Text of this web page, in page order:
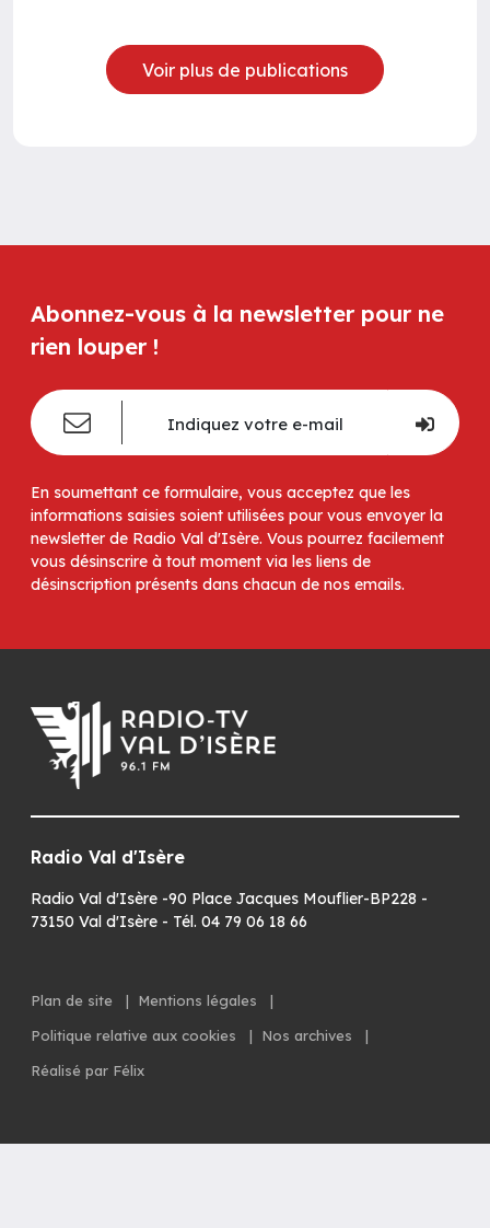
Voir plus de publications
Abonnez-vous à la newsletter pour ne
rien louper !
En soumettant ce formulaire, vous acceptez que les
informations saisies soient utilisées pour vous envoyer la
newsletter de Radio Val d'Isère. Vous pourrez facilement
vous désinscrire à tout moment via les liens de
désinscription présents dans chacun de nos emails.
Radio Val d'Isère
Radio Val d'Isère -90 Place Jacques Mouflier-BP228 -
73150 Val d'Isère - Tél. 04 79 06 18 66
Plan de site | Mentions légales
|
Politique relative aux cookies
| Nos archives
|
Réalisé par Félix